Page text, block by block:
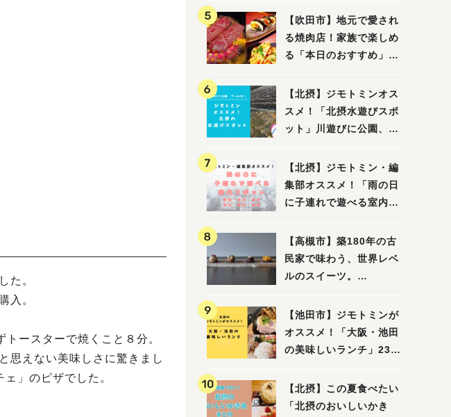
た。
入。
ースターで焼くこと８分。
思えない美味しさに驚きまし
」のピザでした。
【吹田市】地元で愛され
る焼肉店！家族で楽しめ
る「本日のおすすめ」で
【北摂】ジモトミンオス
スメ！「北摂水遊びスポ
ット」川遊びに公園、プ
吹田・茨木・高槻）
【北摂】ジモトミン・編
集部オススメ！「雨の日
に子連れで遊べる室内ス
箕面・吹田・豊中・茨
木・池田）
【高槻市】築180年の古
民家で味わう、世界レベ
ルのスイーツ。
月3日にオープン！（教
えたい/教えて）
【池田市】ジモトミンが
オススメ！「大阪・池田
の美味しいランチ」23
【北摂】この夏食べたい
「北摂のおいしいかき